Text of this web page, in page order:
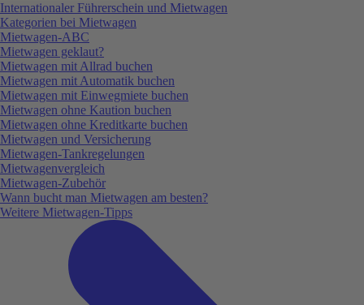
Internationaler Führerschein und Mietwagen
Kategorien bei Mietwagen
Mietwagen-ABC
Mietwagen geklaut?
Mietwagen mit Allrad buchen
Mietwagen mit Automatik buchen
Mietwagen mit Einwegmiete buchen
Mietwagen ohne Kaution buchen
Mietwagen ohne Kreditkarte buchen
Mietwagen und Versicherung
Mietwagen-Tankregelungen
Mietwagenvergleich
Mietwagen-Zubehör
Wann bucht man Mietwagen am besten?
Weitere Mietwagen-Tipps